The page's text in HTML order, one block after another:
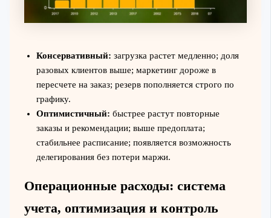
Консервативный: загрузка растет медленно; доля
разовых клиентов выше; маркетинг дороже в
пересчете на заказ; резерв пополняется строго по
графику.
Оптимистичный: быстрее растут повторные
заказы и рекомендации; выше предоплата;
стабильнее расписание; появляется возможность
делегирования без потери маржи.
Операционные расходы: система
учета, оптимизация и контроль